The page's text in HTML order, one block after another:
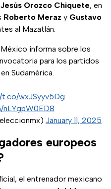
Jesús Orozco Chiquete, en
Roberto Meraz y Gustavo
al Mazatlán.
informa sobre los
para los partidos
Sudamérica.
wxJSyyv5Dg
January 11, 2025
europeos
el entrenador mexicano